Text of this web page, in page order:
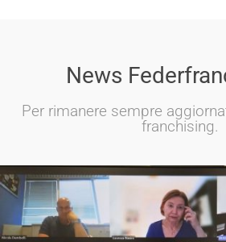
News
Per rimanere sempre
franchising.